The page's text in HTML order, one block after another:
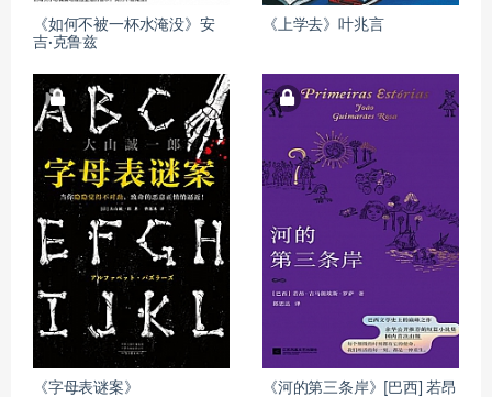
《如何不被一杯水淹没》安
吉·克鲁兹
《上学去》叶兆言
《字母表谜案》
《河的第三条岸》[巴西] 若昂